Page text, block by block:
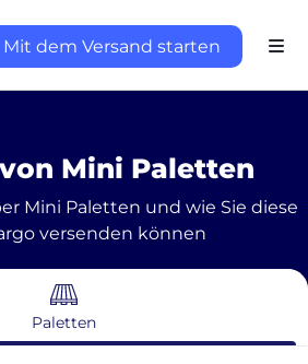
Mit dem Versand starten
Mini Paletten
Mini Paletten und wie Sie diese
versenden können
Paletten